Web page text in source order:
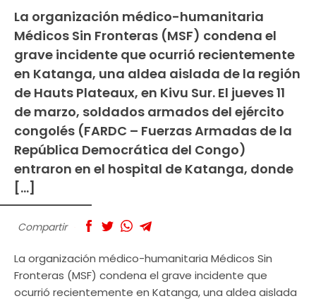
La organización médico-humanitaria
Médicos Sin Fronteras (MSF) condena el
grave incidente que ocurrió recientemente
en Katanga, una aldea aislada de la región
de Hauts Plateaux, en Kivu Sur. El jueves 11
de marzo, soldados armados del ejército
congolés (FARDC – Fuerzas Armadas de la
República Democrática del Congo)
entraron en el hospital de Katanga, donde
[…]
Compartir
La organización médico-humanitaria Médicos Sin
Fronteras (MSF) condena el grave incidente que
ocurrió recientemente en Katanga, una aldea aislada